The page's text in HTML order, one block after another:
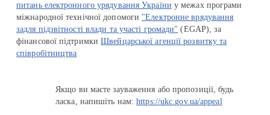
питань електронного урядування України у межах програми
міжнародної технічної допомоги "Електронне врядування
задля підзвітності влади та участі громади" (EGAP), за
фінансової підтримкиШвейцарської агенції розвитку та
співробітництва
Якщо ви маєте зауваження або пропозиції, будь
ласка, напишіть нам:https://ukc.gov.ua/appeal